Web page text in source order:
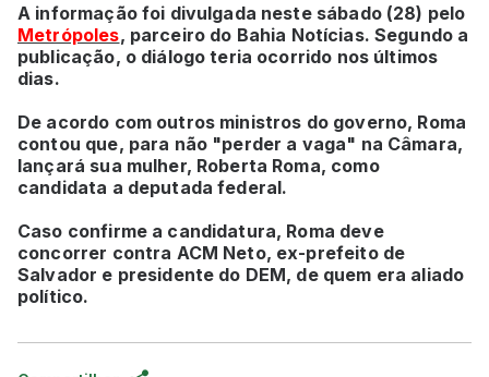
A informação foi divulgada neste sábado (28) pelo
Metrópoles, parceiro do Bahia Notícias. Segundo a
publicação, o diálogo teria ocorrido nos últimos
dias.
De acordo com outros ministros do governo, Roma
contou que, para não "perder a vaga" na Câmara,
lançará sua mulher, Roberta Roma, como
candidata a deputada federal.
Caso confirme a candidatura, Roma deve
concorrer contra ACM Neto, ex-prefeito de
Salvador e presidente do DEM, de quem era aliado
político.